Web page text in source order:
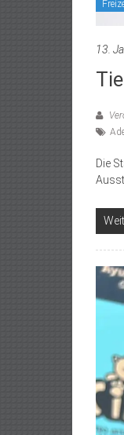
13.
Die